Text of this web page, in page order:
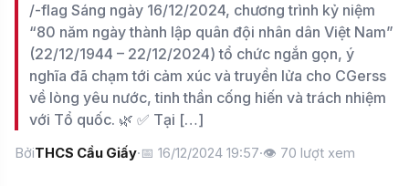
/-flag Sáng ngày 16/12/2024, chương trình kỷ niệm
“80 năm ngày thành lập quân đội nhân dân Việt Nam”
(22/12/1944 – 22/12/2024) tổ chức ngắn gọn, ý
nghĩa đã chạm tới cảm xúc và truyền lửa cho CGerss
về lòng yêu nước, tinh thần cống hiến và trách nhiệm
với Tổ quốc. 🌿 ✅ Tại […]
BởiTHCS Cầu Giấy·📅 16/12/2024 19:57·👁 70 lượt xem